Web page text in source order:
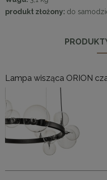
produkt złożony: do
Lampa wisząca ORION